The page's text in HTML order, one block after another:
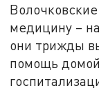
медицину –
они трижды
помощь